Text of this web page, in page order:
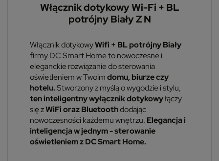
Włącznik dotykowy Wi-Fi + BL
potrójny Biały Z N
Włącznik dotykowyWifi + BLpotrójny Biały
firmy DC Smart Home to nowoczesne i
eleganckie rozwiązanie do sterowania
oświetleniem w Twoimdomu, biurze czy
hotelu.Stworzony z myślą o wygodzie i stylu,
ten inteligentny wyłącznik dotykowyłączy
się zWiFi oraz Bluetoothdodając
nowoczesności każdemu wnętrzu. Elegancja i
inteligencja w jednym - sterowanie
oświetleniem z DC Smart Home.